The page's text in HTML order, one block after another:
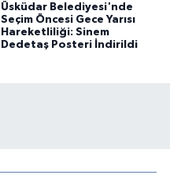
Üsküdar Belediyesi'nde
Seçim Öncesi Gece Yarısı
Hareketliliği: Sinem
Dedetaş Posteri İndirildi